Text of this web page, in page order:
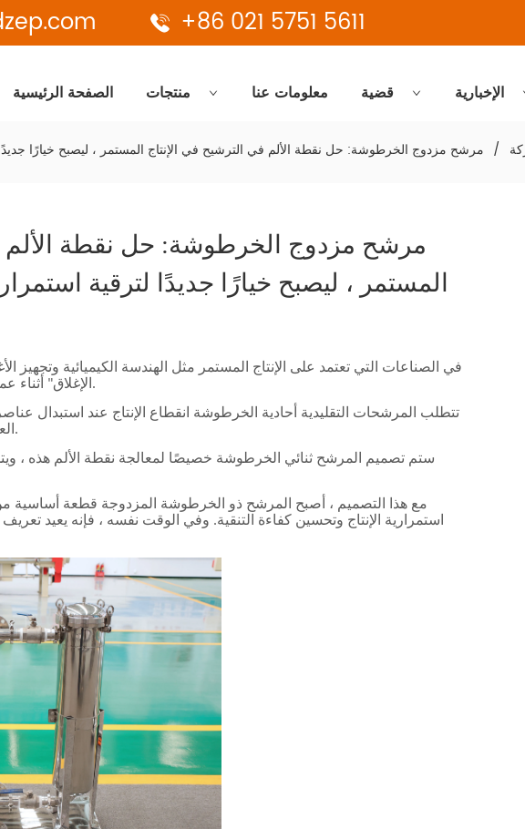
+86 021 5751 5611
الصفحة الرئيسية منتجات معلومات عنا قضية الإخبارية
/ مرشح مزدوج الخرطوشة: حل نقطة الألم في الترشيح في الإنتاج المستمر ، ليصبح خيارًا جديدًا